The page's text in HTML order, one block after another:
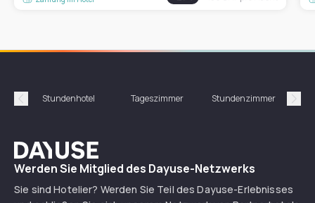
Précédent
Stundenhotel Tageszimmer Stundenzimmer
Dayuse
Werden Sie Mitglied des Dayuse-Netzwerks
Sie sind Hotelier? Werden Sie Teil des Dayuse-Erlebnisses